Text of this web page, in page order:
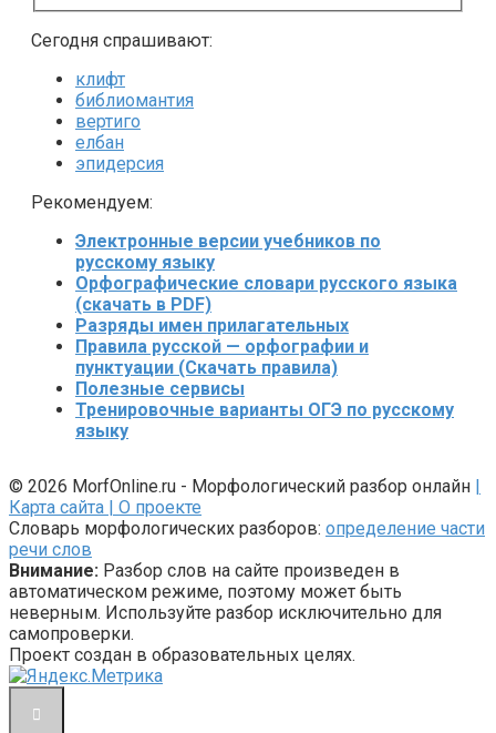
Сегодня спрашивают:
клифт
библиомантия
вертиго
елбан
эпидерсия
Рекомендуем:
Электронные версии учебников по
русскому языку
Орфографические словари русского языка
(скачать в PDF)
Разряды имен прилагательных
Правила русской — орфографии и
пунктуации (Скачать правила)
Полезные сервисы
Тренировочные варианты ОГЭ по русскому
языку
© 2026 MorfOnline.ru - Морфологический разбор онлайн |
Карта сайта | О проекте
Словарь морфологических разборов: определение части
речи слов
Внимание: Разбор слов на сайте произведен в
автоматическом режиме, поэтому может быть
неверным. Используйте разбор исключительно для
самопроверки.
Проект создан в образовательных целях.